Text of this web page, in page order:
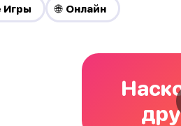
Игры 🌐 Онлайн